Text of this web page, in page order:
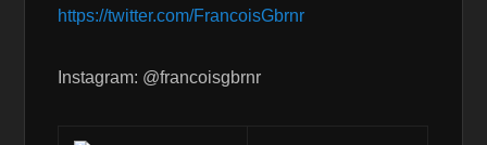
https://twitter.com/FrancoisGbrnr
Instagram: @francoisgbrnr